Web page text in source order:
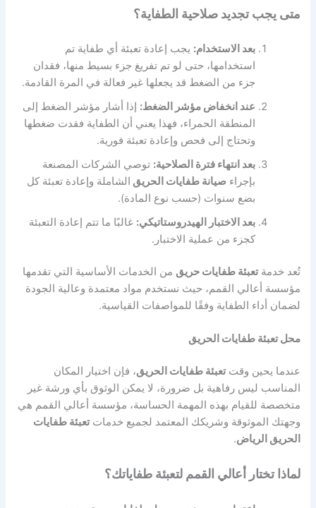
متى يجب تجديد صلاحية الطفاية؟
بعد الاستخدام: يجب إعادة تعبئة أي طفاية تم
استخدامها، حتى لو تم تفريغ جزء بسيط منها، فقدان
جزء من الضغط قد يجعلها غير فعالة في المرة القادمة.
عند انخفاض مؤشر الضغط: إذا أشار مؤشر الضغط إلى
المنطقة الحمراء، فهذا يعني أن الطفاية فقدت ضغطها
وتحتاج إلى فحص وإعادة تعبئة فورية.
بعد انتهاء فترة الصلاحية: توصي الشركات المصنعة
بإجراء صيانة طفايات الحريق الشاملة وإعادة تعبئة كل
بضع سنوات (حسب نوع المادة).
بعد الاختبار الهيدروستاتيكي: غالبًا ما تتم إعادة التعبئة
كجزء من عملية الاختبار.
تُعد خدمةتعبئة طفايات حريق من الخدمات الأساسية التي تقدمها
مؤسسة أعالي القمم، حيث نستخدم مواد معتمدة وعالية الجودة
لضمان أداء الطفاية وفقًا للمواصفات القياسية.
محل تعبئة طفايات الحريق
عندما يحين وقتتعبئة طفايات الحريق، فإن اختيار المكان
المناسب ليس رفاهية بل ضرورة، لا يمكن الوثوق بأي ورشة غير
متخصصة للقيام بهذه المهمة الحساسة، مؤسسة أعالي القمم هي
وجهتك الموثوقة وشريكك المعتمد لجميع خدماتتعبئة طفايات
الحريق الرياض.
لماذا تختار أعالي القمم لتعبئة طفاياتك؟